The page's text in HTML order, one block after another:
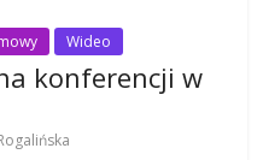
Wideo
konferencji w